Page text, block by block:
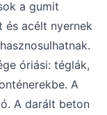
a gumit
és acélt nyernek
óriási: téglák,
A
A darált beton